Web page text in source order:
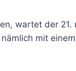
wartet der
mit